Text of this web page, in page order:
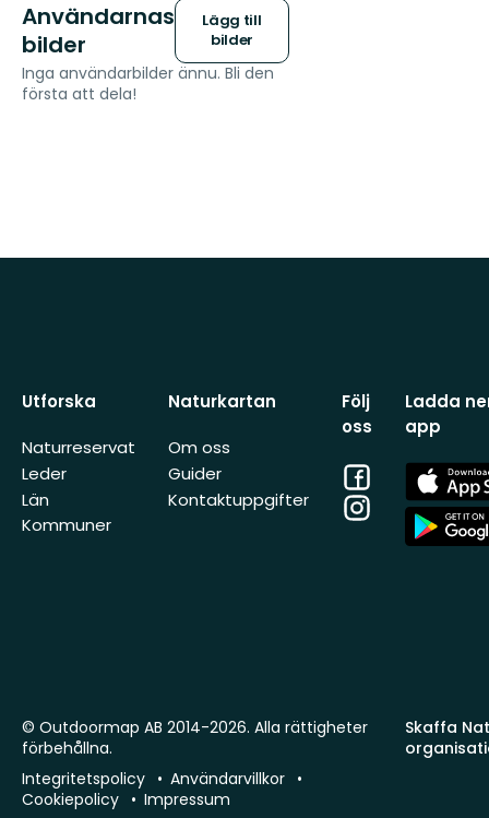
Användarnas
bilder
Lägg till
bilder
Inga användarbilder ännu. Bli den
första att dela!
Utforska
Naturreservat
Leder
Län
Kommuner
Naturkartan
Om oss
Guider
Kontaktuppgifter
Följ
oss
Facebook
Instagram
Ladda
app
App
Store
App
Store
Skaffa
© Outdoormap AB 2014-2026. Alla rättigheter
förbehållna.
Integritetspolicy
Användarvillkor
Cookiepolicy
Impressum